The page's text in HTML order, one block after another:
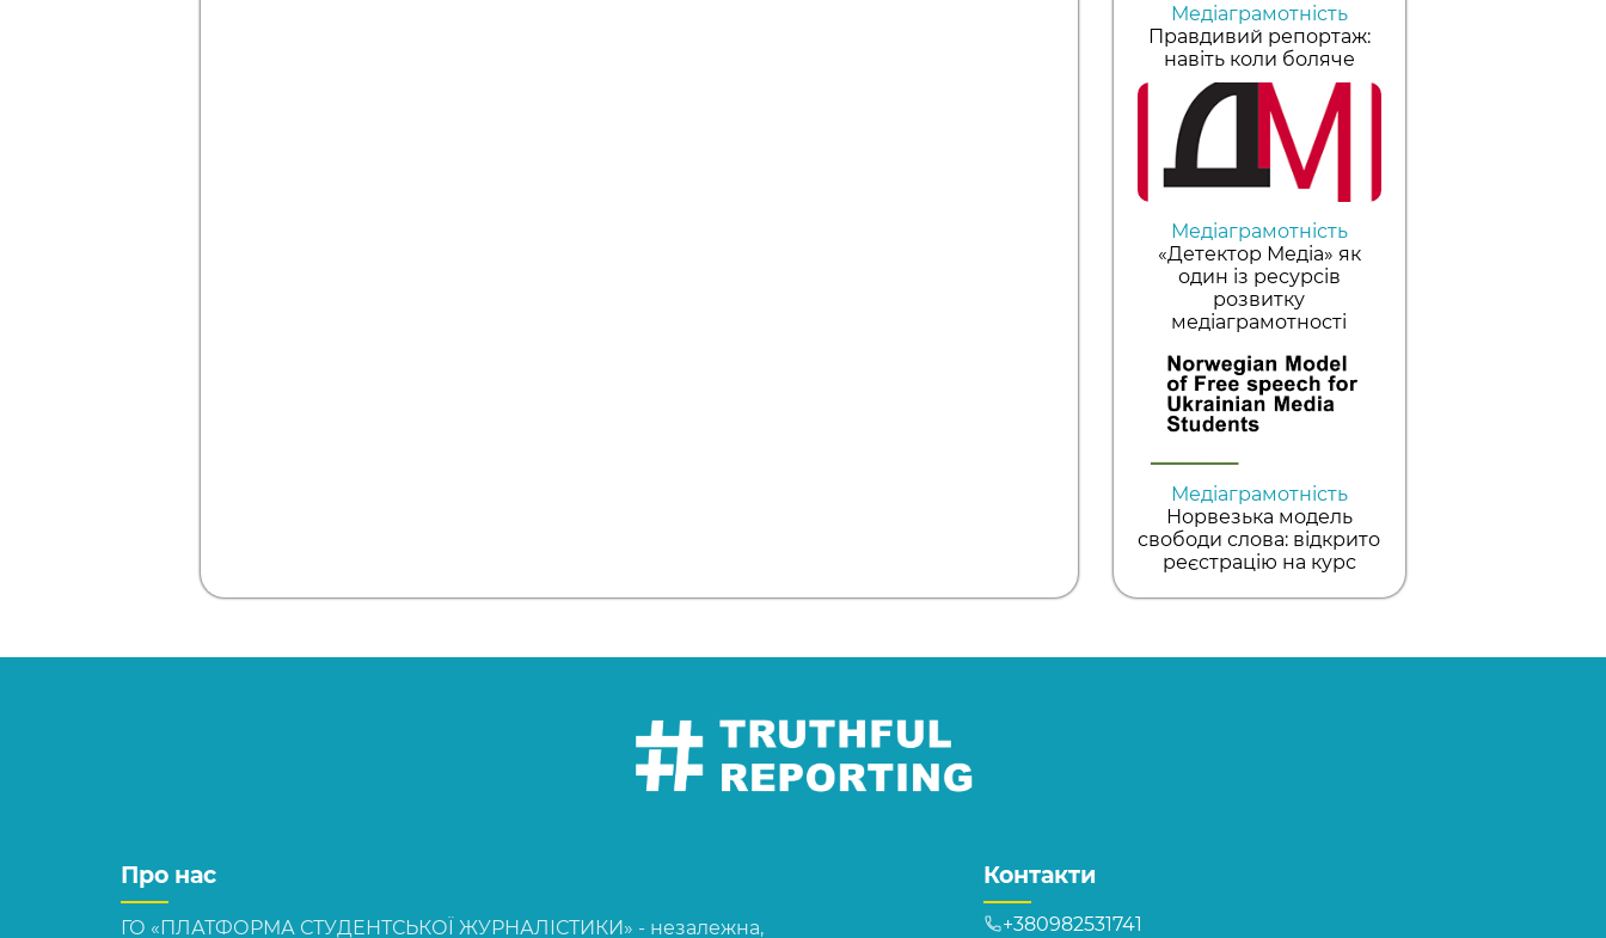
Медіаграмотність
Правдивий репортаж:
навіть коли боляче
Медіаграмотність
«Детектор Медіа» як
один із ресурсів
розвитку
медіаграмотності
Медіаграмотність
Норвезька модель
свободи слова: відкрито
реєстрацію на курс
Про нас
ГО «ПЛАТФОРМА СТУДЕНТСЬКОЇ ЖУРНАЛІСТИКИ» - незалежна,
Контакти
+380982531741